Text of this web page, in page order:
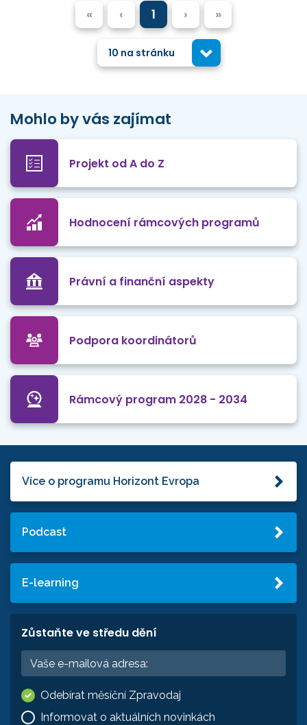
« ‹ 1 › »
10 na stránku
Mohlo by vás zajímat
Projekt od A do Z
Hodnocení rámcových programů
Právní a finanční aspekty
Podpora koordinátorů
Rámcový program 2028 - 2034
Více o programu Horizont Evropa
Podcast
E-learning
Zůstaňte ve středu dění
Odebírat měsíční Zpravodaj
Informovat o aktuálních novinkách